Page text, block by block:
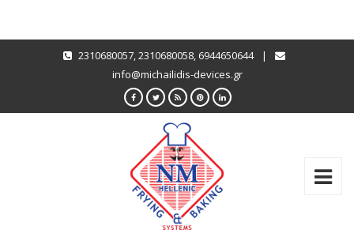
2310680057,2310680058, 6944650644
|
info@michailidis-devices.gr